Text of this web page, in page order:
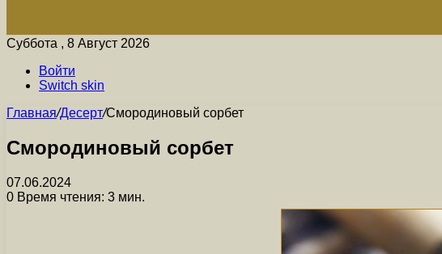
Суббота , 8 Август 2026
Войти
Switch skin
Главная/Десерт/Смородиновый сорбет
Смородиновый сорбет
07.06.2024
0 Время чтения: 3 мин.